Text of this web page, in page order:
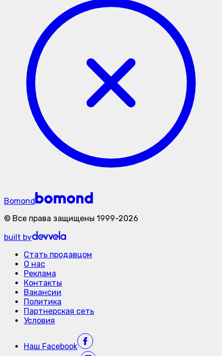
Bomond
© Все права защищены 1999-2026
built by
Стать продавцом
О нас
Реклама
Контакты
Вакансии
Политика
Партнерская сеть
Условия
Наш Facebook